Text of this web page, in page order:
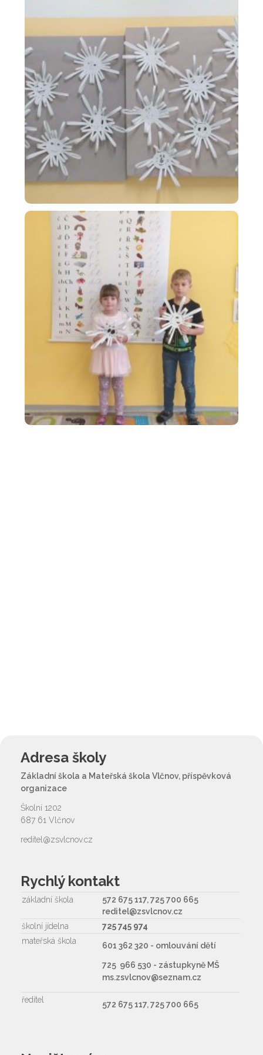
Adresa školy
Základní škola a Mateřská škola Vlčnov, příspěvková
organizace
Školní 1202
687 61 Vlčnov
reditel@zsvlcnov.cz
Rychlý kontakt
základní škola
572 675 117, 725 700 665
reditel@zsvlcnov.cz
školní jídelna
725 745 974
mateřská škola
601 362 320 - omlouvání dětí
725 966 530 - zástupkyně MŠ
ms.zsvlcnov@seznam.cz
ředitel 572 675 117, 725 700 665